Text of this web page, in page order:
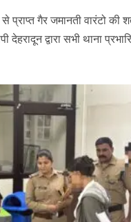
प्राप्त गैर जमानती वारंटो की
देहरादून द्वारा सभी थाना